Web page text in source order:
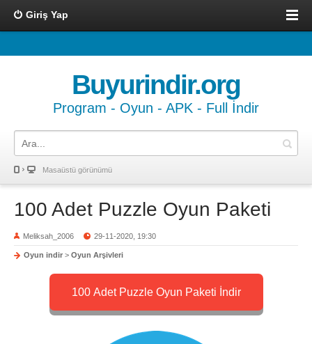
Giriş Yap
Buyurindir.org
Program - Oyun - APK - Full İndir
Masaüstü görünümü
100 Adet Puzzle Oyun Paketi
Meliksah_2006 29-11-2020, 19:30
Oyun indir > Oyun Arşivleri
100 Adet Puzzle Oyun Paketi İndir